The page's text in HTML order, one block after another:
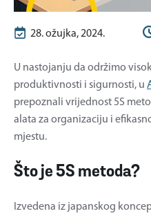
28. ožujka, 2024.
U nastojanju da održimo
produktivnosti i sigurnosti, u
prepoznali vrijednost 5S
alata za organizaciju i
mjestu.
Što je 5S metoda?
Izvedena iz japanskog